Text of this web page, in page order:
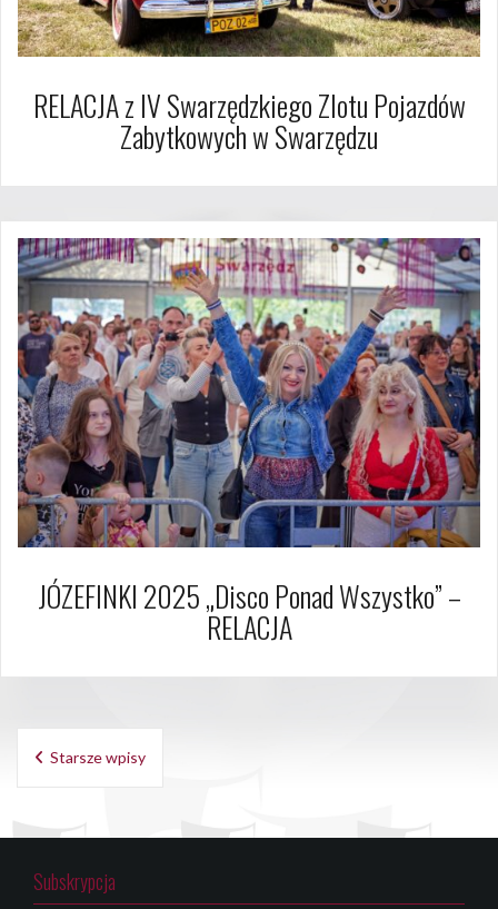
RELACJA z IV Swarzędzkiego Zlotu Pojazdów
Zabytkowych w Swarzędzu
JÓZEFINKI 2025 „Disco Ponad Wszystko” –
RELACJA
Nawigacja
Starsze wpisy
Subskrypcja